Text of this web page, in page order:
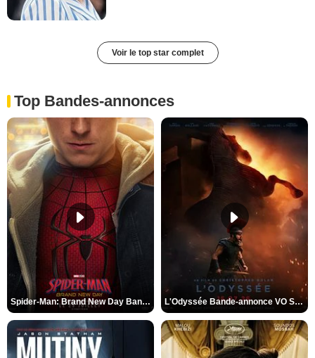
Voir le top star complet
Top Bandes-annonces
Spider-Man: Brand New Day Bande-annonce VO STFR L'Odyssée Bande-annonce VO STFR